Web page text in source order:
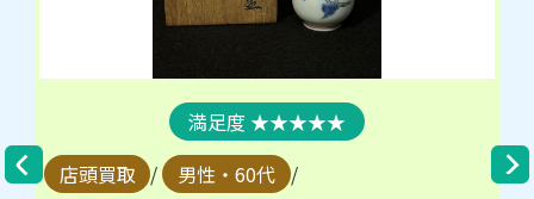
★★★★★
店頭買取 / 男性・60代 /